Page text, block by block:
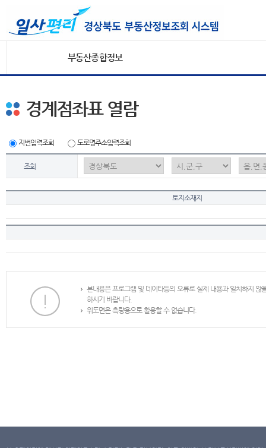
부동산종합정보
경계점좌표 열람
지번입력조회 도로명주소입력조회
조회
토지소재지
본내용은 프로그램 및 데이타등의 오류로 실제 내용과 일치하지
하시기 바랍니다.
위도면은 측량용으로 활용할 수 없습니다.